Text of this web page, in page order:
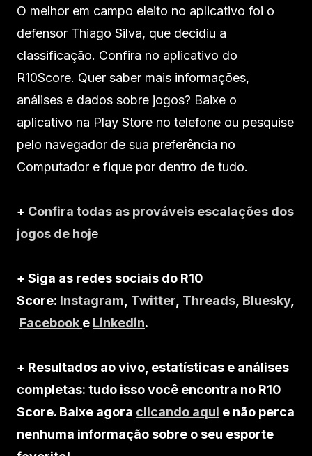
O melhor em campo eleito no aplicativo foi o
defensor Thiago Silva, que decidiu a
classificação. Confira no aplicativo do
R10Score. Quer saber mais informações,
análises e dados sobre jogos? Baixe o
aplicativo na Play Store no telefone ou pesquise
pelo navegador de sua preferência no
Computador e fique por dentro de tudo.
+ Confira todas as prováveis escalações dos
jogos de hoje
+ Siga as redes sociais do R10
Score: Instagram Twitter Threads Bluesky,
Facebook e Linkedin.
+ Resultados ao vivo, estatísticas e análises
completas: tudo isso você encontra no R10
Score. Baixe agora clicando aqui e não perca
nenhuma informação sobre o seu esporte